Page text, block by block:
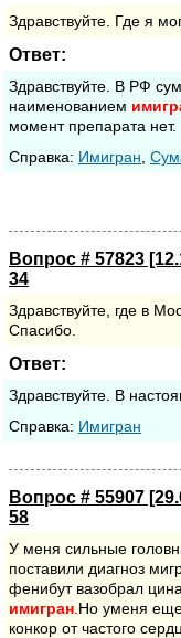
Здравствуйте. Где я
Ответ:
Здравствуйте. В РФ
наименованием
момент препарата нет.
Cправка: Имигран
Вопрос # 57823
34
Здравствуйте, где в
Спасибо.
Ответ:
Здравствуйте. В
Cправка: Имигран
Вопрос # 55907
58
У меня сильные
поставили диагноз
фенибут вазобрал
имигран .Но уменя
конкор от частого